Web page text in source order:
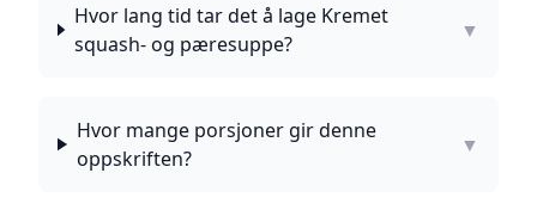
Hvor lang tid tar det å lage Kremet
squash- og pæresuppe?
▼
Hvor mange porsjoner gir denne
oppskriften?
▼